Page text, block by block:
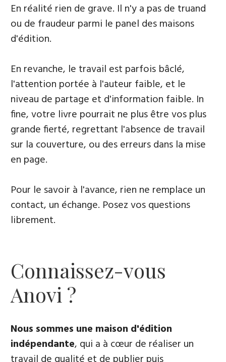
En réalité rien de grave. Il n'y a pas de truand
ou de fraudeur parmi le panel des maisons
d'édition.
En revanche, le travail est parfois bâclé,
l'attention portée à l'auteur faible, et le
niveau de partage et d'information faible. In
fine, votre livre pourrait ne plus être vos plus
grande fierté, regrettant l'absence de travail
sur la couverture, ou des erreurs dans la mise
en page.
Pour le savoir à l'avance, rien ne remplace un
contact, un échange. Posez vos questions
librement.
Connaissez-vous
Anovi ?
Nous sommes une maison d'édition
indépendante, qui a à cœur de réaliser un